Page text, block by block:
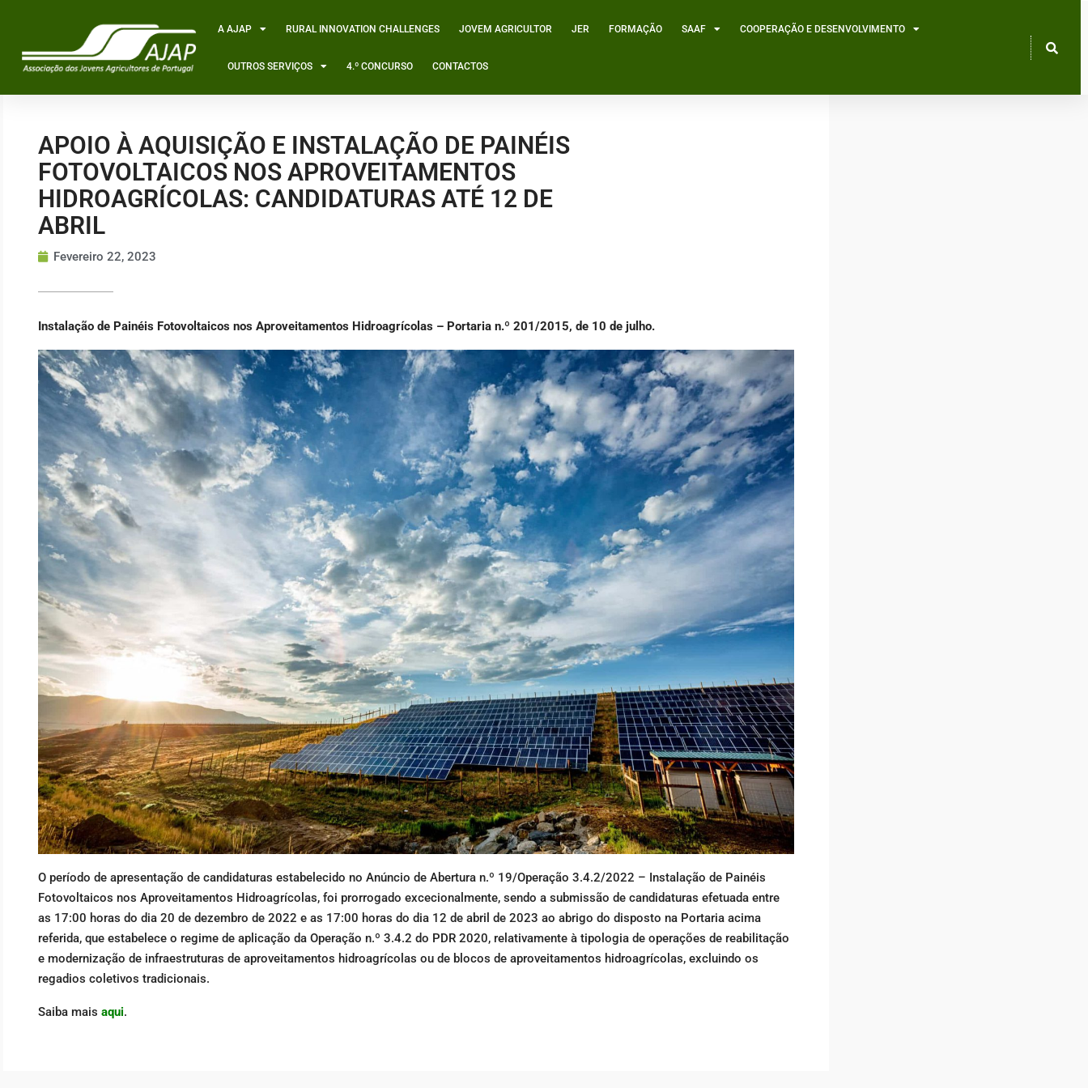
content
A AJAP RURAL INNOVATION CHALLENGES JOVEM AGRICULTOR JER FORMAÇÃO SAAF COOPERAÇÃO E DESENVOLVIMENTO
OUTROS SERVIÇOS 4.º CONCURSO CONTACTOS
APOIO À AQUISIÇÃO E INSTALAÇÃO DE PAINÉIS
FOTOVOLTAICOS NOS APROVEITAMENTOS
HIDROAGRÍCOLAS: CANDIDATURAS ATÉ 12 DE
ABRIL
Fevereiro 22, 2023
Instalação de Painéis Fotovoltaicos nos Aproveitamentos Hidroagrícolas – Portaria n.º 201/2015, de 10 de julho.
O período de apresentação de candidaturas estabelecido no Anúncio de Abertura n.º 19/Operação 3.4.2/2022 – Instalação de Painéis
Fotovoltaicos nos Aproveitamentos Hidroagrícolas, foi prorrogado excecionalmente, sendo a submissão de candidaturas efetuada entre
as 17:00 horas do dia 20 de dezembro de 2022 e as 17:00 horas do dia 12 de abril de 2023 ao abrigo do disposto na Portaria acima
referida, que estabelece o regime de aplicação da Operação n.º 3.4.2 do PDR 2020, relativamente à tipologia de operações de reabilitação
e modernização de infraestruturas de aproveitamentos hidroagrícolas ou de blocos de aproveitamentos hidroagrícolas, excluindo os
regadios coletivos tradicionais.
Saiba mais aqui.